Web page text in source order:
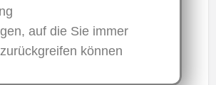
auf die Sie immer
können